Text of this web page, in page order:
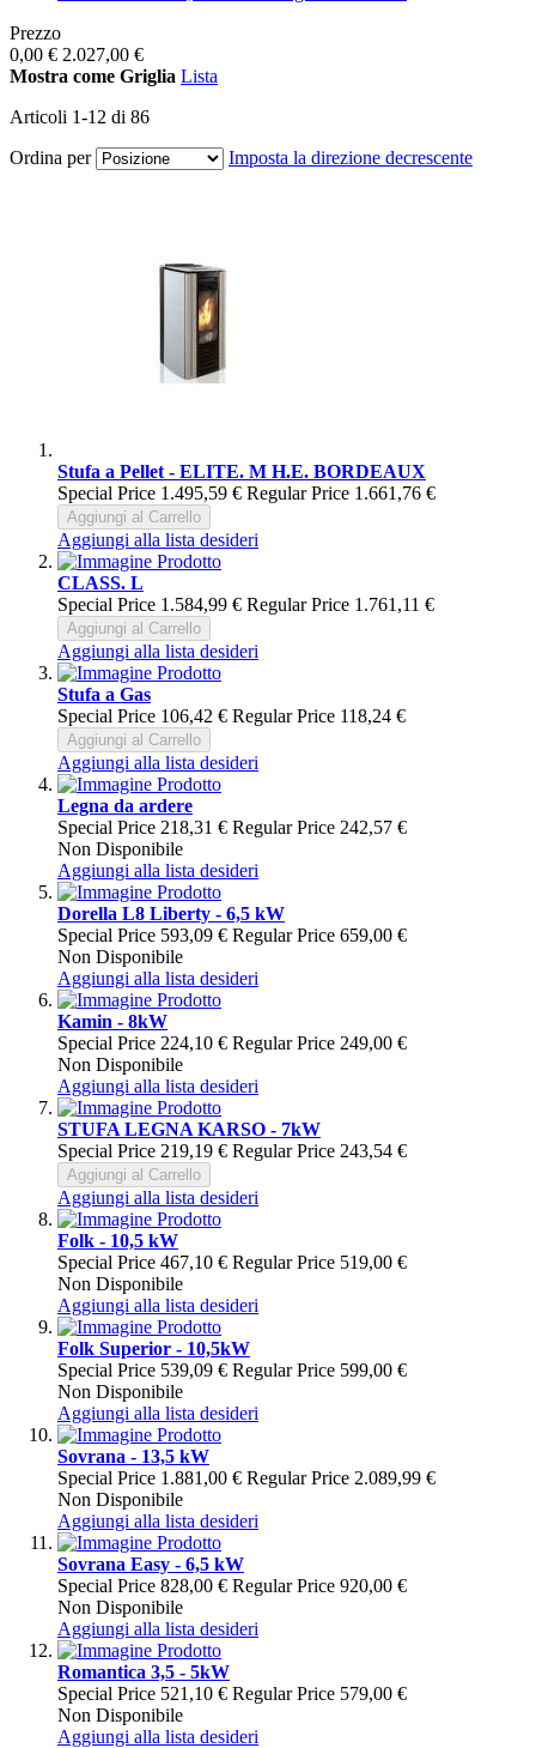
Prezzo
0,00 € 2.027,00 €
Mostra come Griglia Lista
Articoli 1-12 di 86
Ordina per
Imposta la direzione decrescente
Stufa a Pellet - ELITE. M H.E. BORDEAUX
Special Price 1.495,59 € Regular Price 1.661,76 €
Aggiungi al Carrello
Aggiungi alla lista desideri
CLASS. L
Special Price 1.584,99 € Regular Price 1.761,11 €
Aggiungi al Carrello
Aggiungi alla lista desideri
Stufa a Gas
Special Price 106,42 € Regular Price 118,24 €
Aggiungi al Carrello
Aggiungi alla lista desideri
Legna da ardere
Special Price 218,31 € Regular Price 242,57 €
Non Disponibile
Aggiungi alla lista desideri
Dorella L8 Liberty - 6,5 kW
Special Price 593,09 € Regular Price 659,00 €
Non Disponibile
Aggiungi alla lista desideri
Kamin - 8kW
Special Price 224,10 € Regular Price 249,00 €
Non Disponibile
Aggiungi alla lista desideri
STUFA LEGNA KARSO - 7kW
Special Price 219,19 € Regular Price 243,54 €
Aggiungi al Carrello
Aggiungi alla lista desideri
Folk - 10,5 kW
Special Price 467,10 € Regular Price 519,00 €
Non Disponibile
Aggiungi alla lista desideri
Folk Superior - 10,5kW
Special Price 539,09 € Regular Price 599,00 €
Non Disponibile
Aggiungi alla lista desideri
Sovrana - 13,5 kW
Special Price 1.881,00 € Regular Price 2.089,99 €
Non Disponibile
Aggiungi alla lista desideri
Sovrana Easy - 6,5 kW
Special Price 828,00 € Regular Price 920,00 €
Non Disponibile
Aggiungi alla lista desideri
Romantica 3,5 - 5kW
Special Price 521,10 € Regular Price 579,00 €
Non Disponibile
Aggiungi alla lista desideri